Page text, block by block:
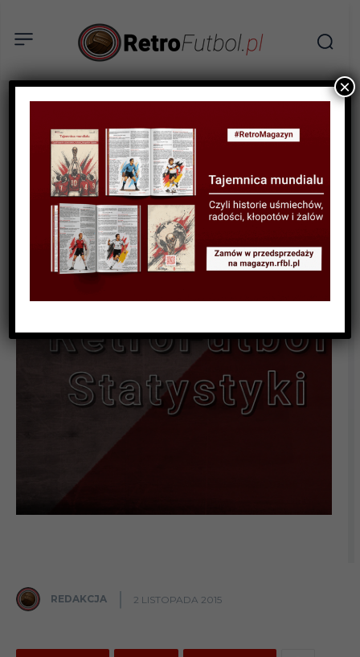
STATYSTYKI FUTBOLOWE
STATYSTYKI LIGOWE
STATYSTYKI PIŁKARZY
Najlepsi strzelcy: Primera
Division 1928 – 2015
REDAKCJA 2 LISTOPADA 2015
×